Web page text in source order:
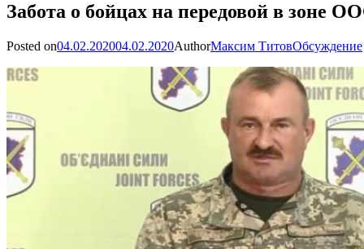
Забота о бойцах на передовой в зоне
Posted on04.02.202004.02.2020AuthorМаксим ТитовОбсуждение